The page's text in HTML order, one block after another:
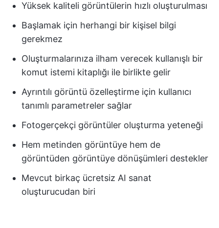
Yüksek kaliteli görüntülerin hızlı oluşturulması
Başlamak için herhangi bir kişisel bilgi
gerekmez
Oluşturmalarınıza ilham verecek kullanışlı bir
komut istemi kitaplığı ile birlikte gelir
Ayrıntılı görüntü özelleştirme için kullanıcı
tanımlı parametreler sağlar
Fotogerçekçi görüntüler oluşturma yeteneği
Hem metinden görüntüye hem de
görüntüden görüntüye dönüşümleri destekler
Mevcut birkaç ücretsiz AI sanat
oluşturucudan biri